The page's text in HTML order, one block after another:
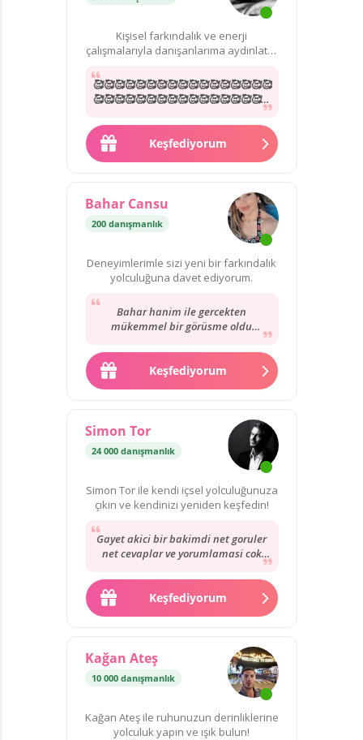
Kişisel farkındalık ve enerji
çalışmalarıyla danışanlarıma aydınlatıcı
🥰🥰🥰🥰🥰🥰🥰🥰🥰🥰🥰🥰🥰🥰🥰🥰🥰
🥰🥰🥰🥰🥰🥰🥰🥰🥰🥰🥰🥰🥰🥰🥰🥰🥰
🥰🥰🥰🥰🥰🥰🥰🥰🥰🥰🥰🥰🥰🥰🥰🥰🥰
🥰🥰🥰🥰🥰🥰🥰🥰🥰🥰🥰🥰🥰🥰🥰🥰🥰
🥰🥰🥰🥰🥰🥰🥰🥰🥰🥰🥰🥰🥰🥰🥰🥰🥰
🥰🥰🥰🥰🥰🥰🥰🥰🥰🥰🥰🥰🥰🥰🥰🥰🥰
Keşfediyorum
Bahar Cansu
200 danışmanlık
Deneyimlerimle sizi yeni bir farkındalık
yolculuğuna davet ediyorum.
Bahar hanim ile gercekten
mükemmel bir görüsme oldu
sorulara net cevap verdi cok tesekkür
ederim kendisine eksik...
Keşfediyorum
Simon Tor
24 000 danışmanlık
Simon Tor ile kendi içsel yolculuğunuza
çıkın ve kendinizi yeniden keşfedin!
Gayet akici bir bakimdi net goruler
net cevaplar ve yorumlamasi cok
iyidi Simon Bey’in. Tavsiye ediyorum.
💕💕💕💕💕💕💕💕💕💕💕💕💕💕💕💕💕
💕💕💕💕💕💕💕💕💕💕💕💕💕💕💕💕💕
💕💕💕💕💕💕💕💕💕💕💕💕💕💕💕💕💕
Keşfediyorum
Kağan Ateş
10 000 danışmanlık
Kağan Ateş ile ruhunuzun derinliklerine
yolculuk yapın ve ışık bulun!